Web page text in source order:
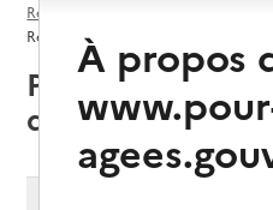
Résidences autonomie par
Résidence autonomie
Pouilly-en-
des résidences
À propos